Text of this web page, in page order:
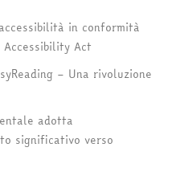
in conformità
Accessibility Act
– Una rivoluzione
adotta
significativo verso